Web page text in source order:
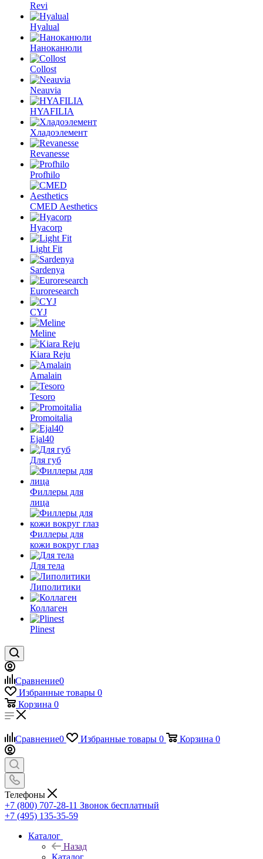
Revi
Hyalual
Наноканюли
Collost
Neauvia
HYAFILIA
Хладоэлемент
Revanesse
Profhilo
CMED Aesthetics
Hyacorp
Light Fit
Sardenya
Euroresearch
CYJ
Meline
Kiara Reju
Amalain
Tesoro
Promoitalia
Ejal40
Для губ
Филлеры для
лица
Филлеры для
кожи вокруг глаз
Для тела
Липолитики
Коллаген
Plinest
Сравнение0
Избранные товары 0
Корзина 0
Сравнение0 Избранные товары 0 Корзина 0
Телефоны
+7 (800) 707-28-11 Звонок бесплатный
+7 (495) 135-35-59
Каталог
Назад
Каталог